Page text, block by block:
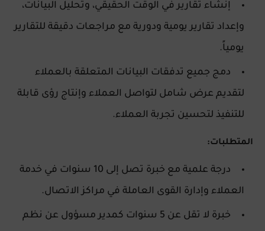
إنشاء تقارير في الوقت الحقيقي، وتحليل البيانات،
وإعداد تقارير يومية ودورية مع مراجعات دقيقة للتقارير
يومياً.
دمج جميع تدفقات البيانات المتعلقة بالعملاء
لتقديم عرض شامل لتواصل العملاء وإنتاج رؤى قابلة
للتنفيذ لتحسين تجربة العملاء.
المتطلبات:
درجة علمية مع خبرة تصل إلى 10 سنوات في خدمة
العملاء وإدارة القوى العاملة في مراكز الاتصال.
خبرة لا تقل عن 5 سنوات كمدير مسؤول عن نظم